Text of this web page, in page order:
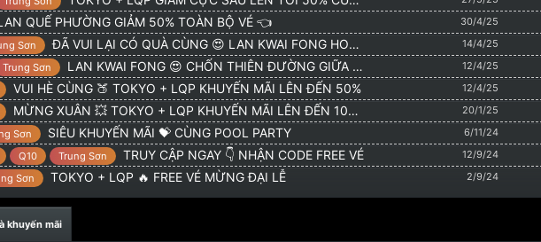
gia ve ko ad 20/1/26
QUẾ PHƯỜNG GIẢM 50% TOÀN BỘ VÉ 👈 30/4/25
Sơn ĐÃ VUI LẠI CÓ QUÀ CÙNG 😍 LAN KWAI FONG HOTEL 14/4/25
Trung Sơn LAN KWAI FONG 😍 CHỐN THIÊN ĐƯỜNG GIỮA LÒNG THÀNH PHỐ 12/4/25
VUI HÈ CÙNG 🍑 TOKYO + LQP KHUYẾN MÃI LÊN ĐẾN 50% 12/4/25
MỪNG XUÂN 💥 TOKYO + LQP KHUYẾN MÃI LÊN ĐẾN 100% 💥 20/1/25
Sơn SIÊU KHUYẾN MÃI 💝 CÙNG POOL PARTY 6/11/24
Q10 Trung Sơn TRUY CẬP NGAY 👇 NHẬN CODE FREE VÉ 12/9/24
Sơn TOKYO + LQP 🔥 FREE VÉ MỪNG ĐẠI LỄ 2/9/24
khuyến mãi